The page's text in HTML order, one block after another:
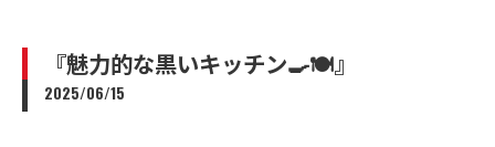
『魅力的な黒いキッチン🍳🍽️』
2025/06/15